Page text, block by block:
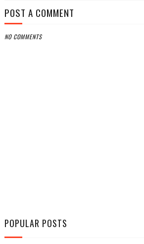
POST A COMMENT
NO COMMENTS
POPULAR POSTS